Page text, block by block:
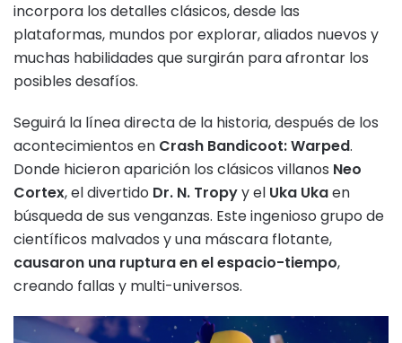
incorpora los detalles clásicos, desde las
plataformas, mundos por explorar, aliados nuevos y
muchas habilidades que surgirán para afrontar los
posibles desafíos.
Seguirá la línea directa de la historia, después de los
acontecimientos en Crash Bandicoot: Warped.
Donde hicieron aparición los clásicos villanos Neo
Cortex, el divertido Dr. N. Tropyy el Uka Ukaen
búsqueda de sus venganzas. Este ingenioso grupo de
científicos malvados y una máscara flotante,
causaron una ruptura en el espacio-tiempo,
creando fallas y multi-universos.